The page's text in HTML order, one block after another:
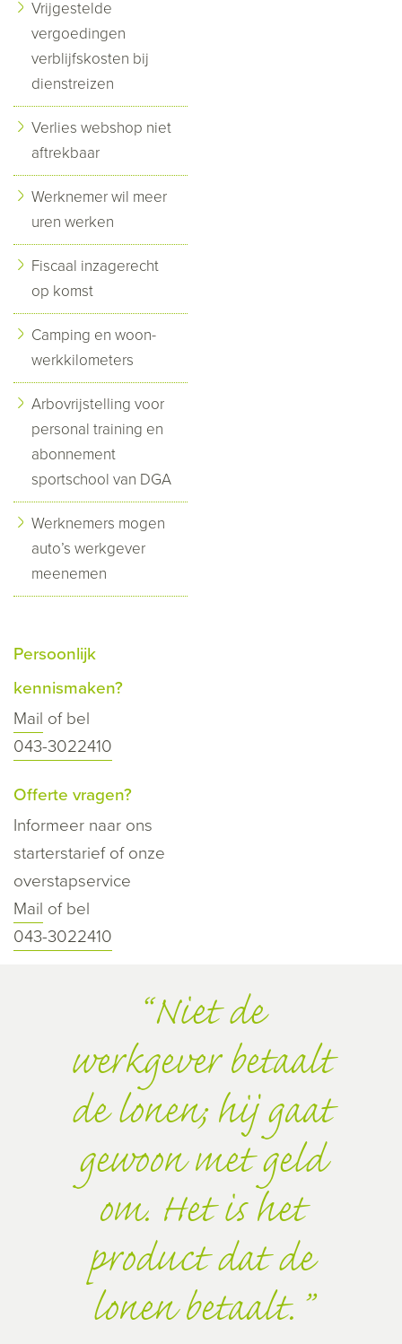
Vrijgestelde
vergoedingen
verblijfskosten bij
dienstreizen
Verlies webshop niet
aftrekbaar
Werknemer wil meer
uren werken
Fiscaal inzagerecht
op komst
Camping en woon-
werkkilometers
Arbovrijstelling voor
personal training en
abonnement
sportschool van DGA
Werknemers mogen
auto’s werkgever
meenemen
Persoonlijk
kennismaken?
Mail of bel
043-3022410
Offerte vragen?
Informeer naar ons
starterstarief of onze
overstapservice
Mail of bel
043-3022410
Niet de
werkgever betaalt
de lonen; hij gaat
gewoon met geld
om. Het is het
product dat de
lonen betaalt.